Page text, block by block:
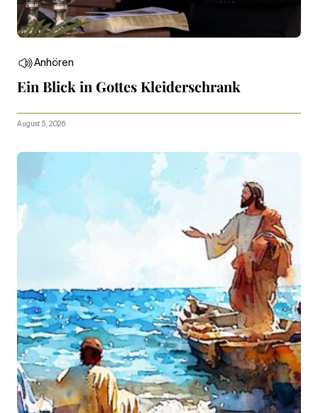
Anhören
Ein Blick in Gottes Kleiderschrank
August 5, 2026